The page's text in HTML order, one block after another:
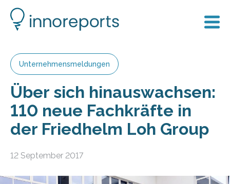
Unternehmensmeldungen
Über sich hinauswachsen:
110 neue Fachkräfte in
der Friedhelm Loh Group
12 September 2017